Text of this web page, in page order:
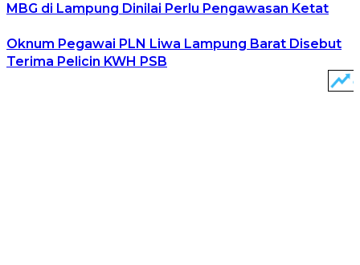
MBG di Lampung Dinilai Perlu Pengawasan Ketat
Oknum Pegawai PLN Liwa Lampung Barat Disebut
Terima Pelicin KWH PSB